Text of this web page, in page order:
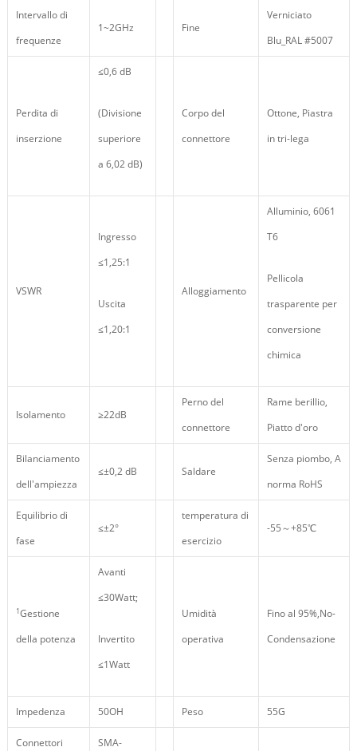
Intervallo di
frequenze
1~2GHz Fine
Verniciato
Blu_RAL #5007
Perdita di
inserzione
≤0,6 dB
(Divisione
superiore
a 6,02 dB)
Corpo del
connettore
Ottone, Piastra
in tri-lega
VSWR
Ingresso
≤1,25:1
Uscita
≤1,20:1
Alloggiamento
Alluminio, 6061
T6
Pellicola
trasparente per
conversione
chimica
Isolamento ≥22dB
Perno del
connettore
Rame berillio,
Piatto d'oro
Bilanciamento
dell'ampiezza
≤±0,2 dB Saldare
Senza piombo, A
norma RoHS
Equilibrio di
fase
≤±2°
temperatura di
esercizio
-55～+85℃
1Gestione
della potenza
Avanti
≤30Watt;
Invertito
≤1Watt
Umidità
operativa
Fino al 95%,No-
Condensazione
Impedenza 50OH Peso 55G
Connettori
SMA-